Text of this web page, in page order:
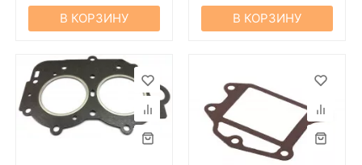
В КОРЗИНУ В КОРЗИНУ